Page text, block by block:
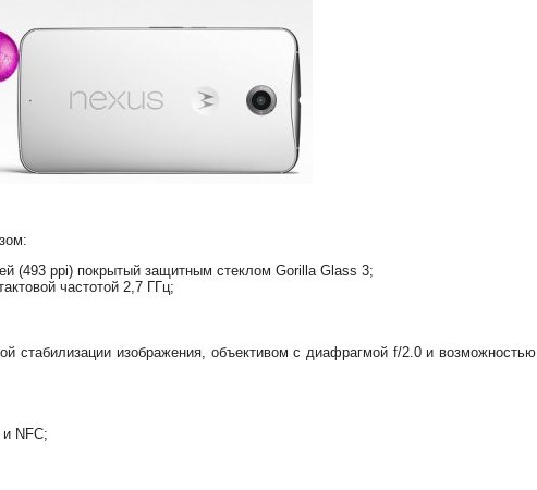
(493 ppi) покрытый защитным стеклом Gorilla Glass 3;
частотой 2,7 ГГц;
стабилизации изображения, объективом с диафрагмой f/2.0 и возможностью
NFC;